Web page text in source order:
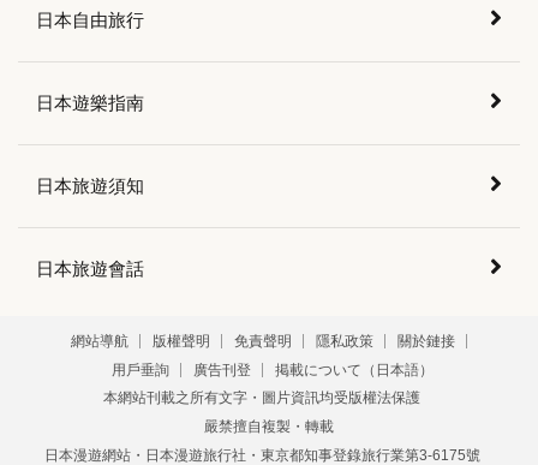
日本自由旅行
日本遊樂指南
日本旅遊須知
日本旅遊會話
網站導航 版權聲明 免責聲明 隱私政策
關於鏈接
用戶垂詢
廣告刊登
掲載について（日本語）
本網站刊載之所有文字・圖片資訊均受版權法保護
嚴禁擅自複製・轉載
日本漫遊網站・日本漫遊旅行社・東京都知事登錄旅行業第3-6175號